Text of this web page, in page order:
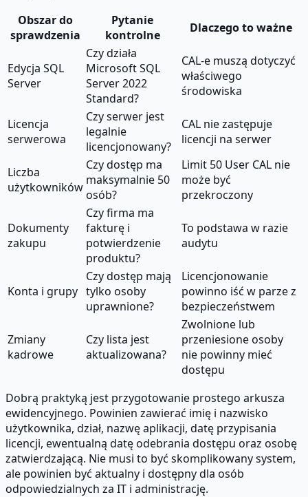
Obszar do
sprawdzenia
Pytanie
kontrolne
Dlaczego to ważne
Edycja SQL
Server
Czy działa
Microsoft SQL
Server 2022
Standard?
CAL-e muszą dotyczyć
właściwego
środowiska
Licencja
serwerowa
Czy serwer jest
legalnie
licencjonowany?
CAL nie zastępuje
licencji na serwer
Liczba
użytkowników
Czy dostęp ma
maksymalnie 50
osób?
Limit 50 User CAL nie
może być
przekroczony
Dokumenty
zakupu
Czy firma ma
fakturę i
potwierdzenie
produktu?
To podstawa w razie
audytu
Konta i grupy
Czy dostęp mają
tylko osoby
uprawnione?
Licencjonowanie
powinno iść w parze z
bezpieczeństwem
Zmiany
kadrowe
Czy lista jest
aktualizowana?
Zwolnione lub
przeniesione osoby
nie powinny mieć
dostępu
Dobrą praktyką jest przygotowanie prostego arkusza
ewidencyjnego. Powinien zawierać imię i nazwisko
użytkownika, dział, nazwę aplikacji, datę przypisania
licencji, ewentualną datę odebrania dostępu oraz osobę
zatwierdzającą. Nie musi to być skomplikowany system,
ale powinien być aktualny i dostępny dla osób
odpowiedzialnych za IT i administrację.